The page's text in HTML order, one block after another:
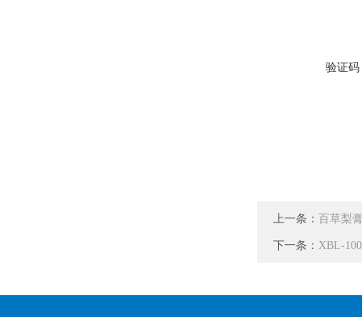
验证码
上一条： 百草梨
下一条： XBL-